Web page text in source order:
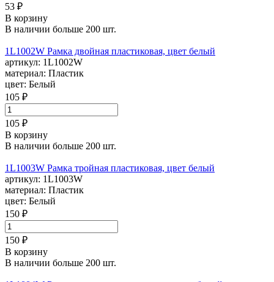
53 ₽
В корзину
В наличии больше 200 шт.
1L1002W Рамка двойная пластиковая, цвет белый
артикул: 1L1002W
материал: Пластик
цвет: Белый
105 ₽
105 ₽
В корзину
В наличии больше 200 шт.
1L1003W Рамка тройная пластиковая, цвет белый
артикул: 1L1003W
материал: Пластик
цвет: Белый
150 ₽
150 ₽
В корзину
В наличии больше 200 шт.